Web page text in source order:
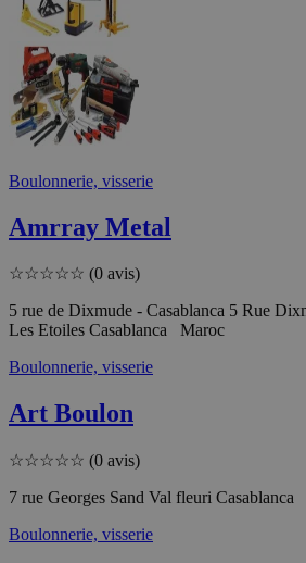
Boulonnerie, visserie
Amrray Metal
☆☆☆☆☆ (0 avis)
5 rue de Dixmude - Casablanca 5 Rue
Les Etoiles Casablanca Maroc
Boulonnerie, visserie
Art Boulon
☆☆☆☆☆ (0 avis)
7 rue Georges Sand Val fleuri
Boulonnerie, visserie